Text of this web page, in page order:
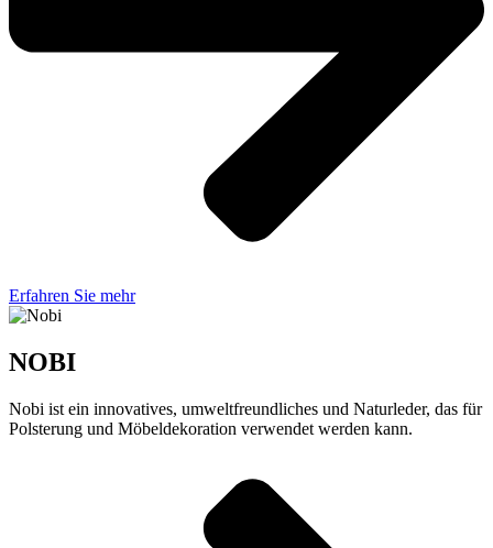
Erfahren Sie mehr
NOBI
Nobi ist ein innovatives, umweltfreundliches und Naturleder, das für
Polsterung und Möbeldekoration verwendet werden kann.